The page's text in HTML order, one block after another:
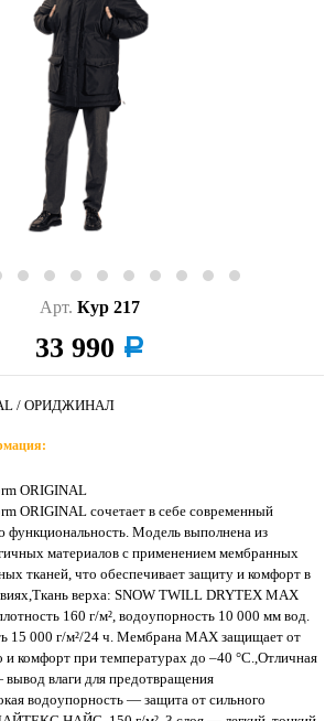
Арт. Кур 217
33 990 a
/ ОРИДЖИНАЛ
ORIGINAL
ORIGINAL сочетает в себе современный
функциональность. Модель выполнена из
материалов с применением мембранных
тканей, что обеспечивает защиту и комфорт в
верха: SNOW TWILL DRYTEX MAX
160 г/м², водоупорность 10 000 мм вод.
15 000 г/м²/24 ч. Мембрана MAX защищает от
и комфорт при температурах до –40 °C.,Отличная
влаги для предотвращения
водоупорность — защита от сильного